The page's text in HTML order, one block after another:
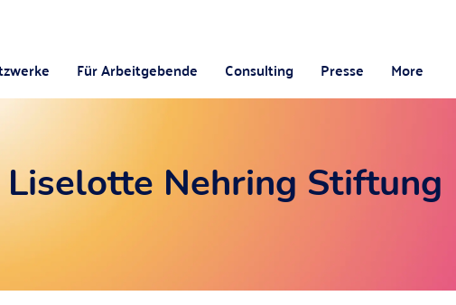
Für Arbeitgebende Consulting Presse More
Liselotte Nehring Stiftung